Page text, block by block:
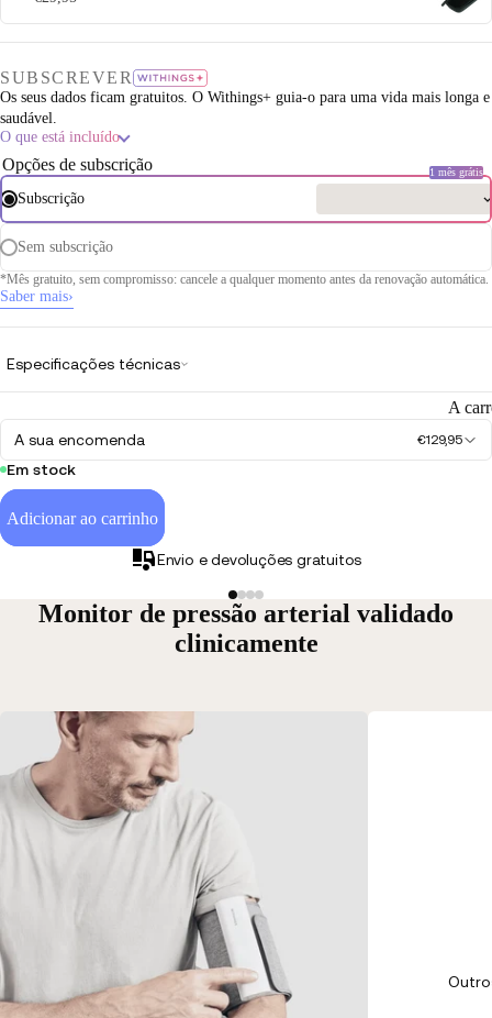
A
SUBSCREVER
Os seus dados ficam gratuitos. O Withings+ guia-o para uma vida mais longa e
saudável.
O que está incluído
Opções de subscrição
Subscrição
1 mês grátis
Sem subscrição
*Mês gratuito, sem compromisso: cancele a qualquer momento antes da renovação automática.
Saber mais›
Especificações técnicas
A sua encomenda €129,95
Em stock
Adicionar ao carrinho
Envio e devoluções gratuitos
Monitor de pressão arterial validado
clinicamente